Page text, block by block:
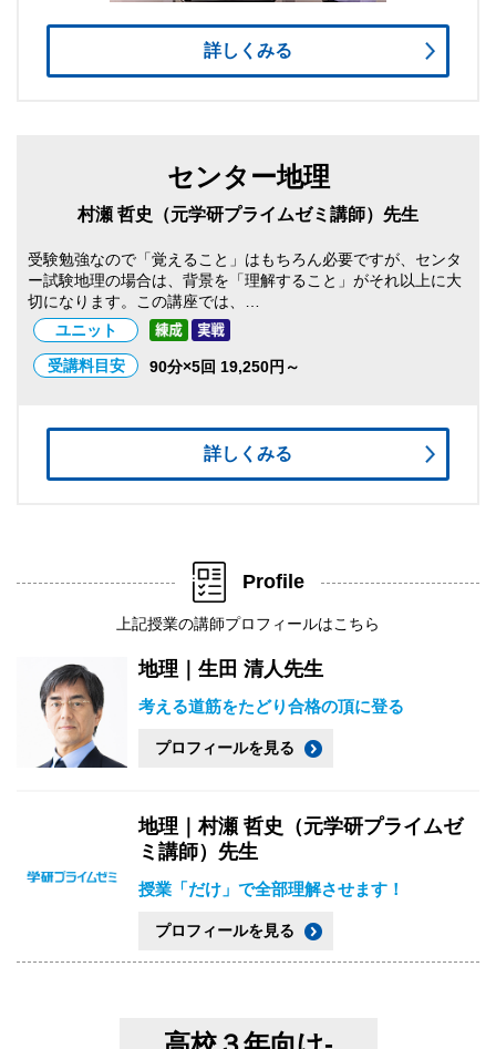
詳しくみる
センター地理
村瀬 哲史（元学研プライムゼミ講師）先生
受験勉強なので「覚えること」はもちろん必要ですが、センタ
ー試験地理の場合は、背景を「理解すること」がそれ以上に大
切になります。この講座では、…
ユニット
受講料目安
90分×5回 19,250円～
詳しくみる
Profile
上記授業の講師プロフィールはこちら
地理｜生田 清人先生
考える道筋をたどり合格の頂に登る
プロフィールを見る
地理｜村瀬 哲史（元学研プライムゼ
ミ講師）先生
授業「だけ」で全部理解させます！
プロフィールを見る